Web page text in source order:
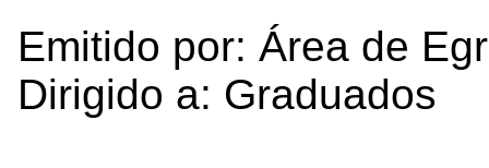
Emitido por: Área de
Dirigido a: Graduados